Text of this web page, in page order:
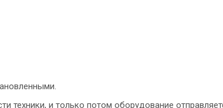
техники, и только потом оборудование